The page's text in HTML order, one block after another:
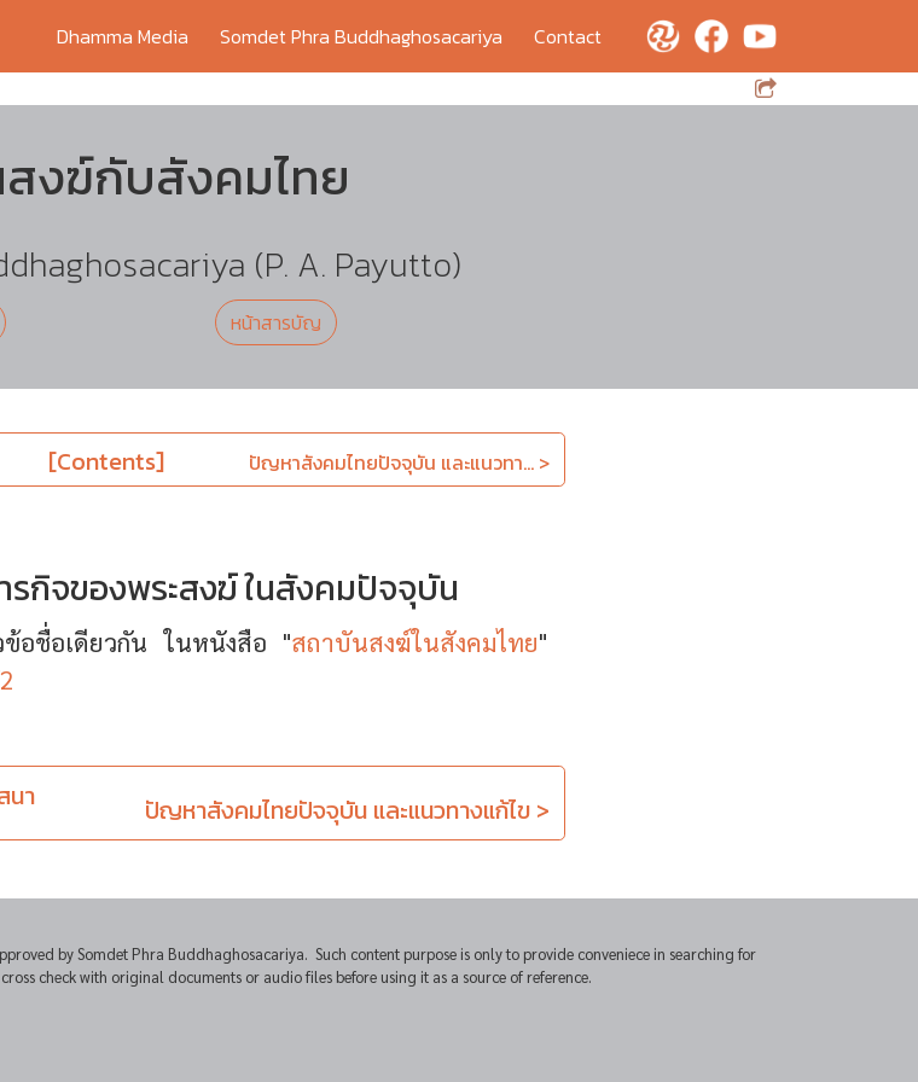
Dhamma Media Somdet Phra Buddhaghosacariya
Contact
งฆ์กับสังคมไทย
(P. A. Payutto)
หน้าสารบัญ
[Contents] ปัญหาสังคมไทยปัจจุบัน และแนวทา... >
รกิจของพระสงฆ์ ในสังคมปัจจุบัน
อชื่อเดียวกัน ในหนังสือ "สถาบันสงฆ์ในสังคมไทย"
นา ปัญหาสังคมไทยปัจจุบัน และแนวทางแก้ไข >
by Somdet Phra Buddhaghosacariya. Such content purpose is only to provide conveniece in searching for
check with original documents or audio files before using it as a source of reference.